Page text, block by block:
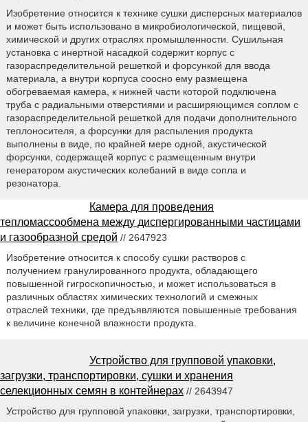
Изобретение относится к технике сушки дисперсных материалов
и может быть использовано в микробиологической, пищевой,
химической и других отраслях промышленности. Сушильная
установка с инертной насадкой содержит корпус с
газораспределительной решеткой и форсункой для ввода
материала, а внутри корпуса соосно ему размещена
обогреваемая камера, к нижней части которой подключена
труба с радиальными отверстиями и расширяющимся соплом с
газораспределительной решеткой для подачи дополнительного
теплоносителя, а форсунки для распыления продукта
выполнены в виде, по крайней мере одной, акустической
форсунки, содержащей корпус с размещенным внутри
генератором акустических колебаний в виде сопла и
резонатора.
Камера для проведения
тепломассообмена между диспергированными частицами
и газообразной средой // 2647923
Изобретение относится к способу сушки растворов с
получением гранулированного продукта, обладающего
повышенной гигроскопичностью, и может использоваться в
различных областях химических технологий и смежных
отраслей техники, где предъявляются повышенные требования
к величине конечной влажности продукта.
Устройство для групповой упаковки,
загрузки, транспортировки, сушки и хранения
селекционных семян в контейнерах // 2643947
Устройство для групповой упаковки, загрузки, транспортировки,